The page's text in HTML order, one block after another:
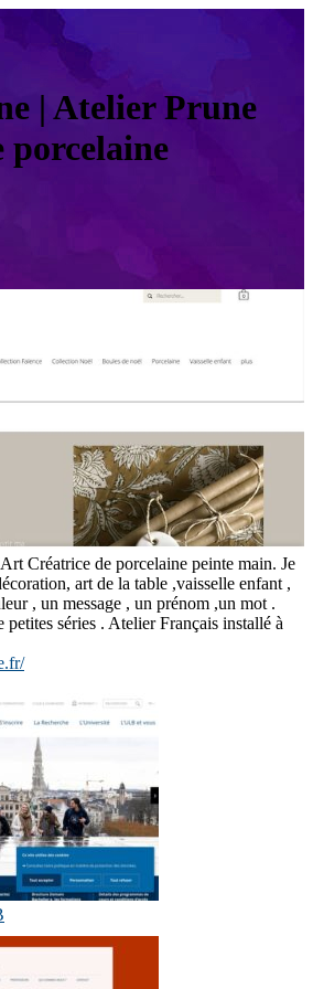
| Atelier Prune
porcelaine
Créatrice de porcelaine peinte main. Je
art de la table ,vaisselle enfant ,
, un message , un prénom ,un mot .
petites séries . Atelier Français installé à